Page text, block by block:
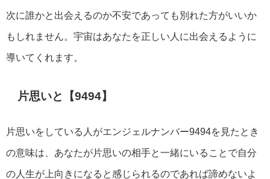
次に誰かと出会えるのか不安であっても別れた方がいいか
もしれません。宇宙はあなたを正しい人に出会えるように
導いてくれます。
片思いと【9494】
片思いをしている人がエンジェルナンバー9494を見たとき
の意味は、あなたが片思いの相手と一緒にいることで自分
の人生が上向きになると感じられるのであれば諦めないよ